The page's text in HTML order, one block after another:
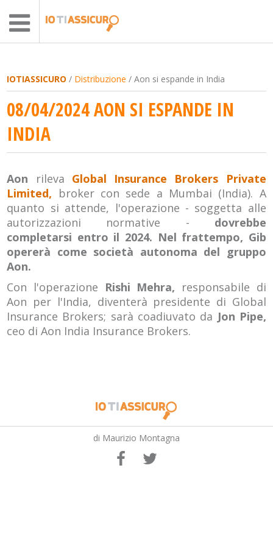
IOTIASSICURO / Distribuzione / Aon si espande in India
08/04/2024 AON SI ESPANDE IN
INDIA
Aon rileva Global Insurance Brokers Private
Limited, broker con sede a Mumbai (India). A
quanto si attende, l'operazione - soggetta alle
autorizzazioni normative - dovrebbe
completarsi entro il 2024. Nel frattempo, Gib
opererà come società autonoma del gruppo
Aon.
Con l'operazione Rishi Mehra, responsabile di
Aon per l'India, diventerà presidente di Global
Insurance Brokers; sarà coadiuvato da Jon Pipe,
ceo di Aon India Insurance Brokers.
di Maurizio Montagna